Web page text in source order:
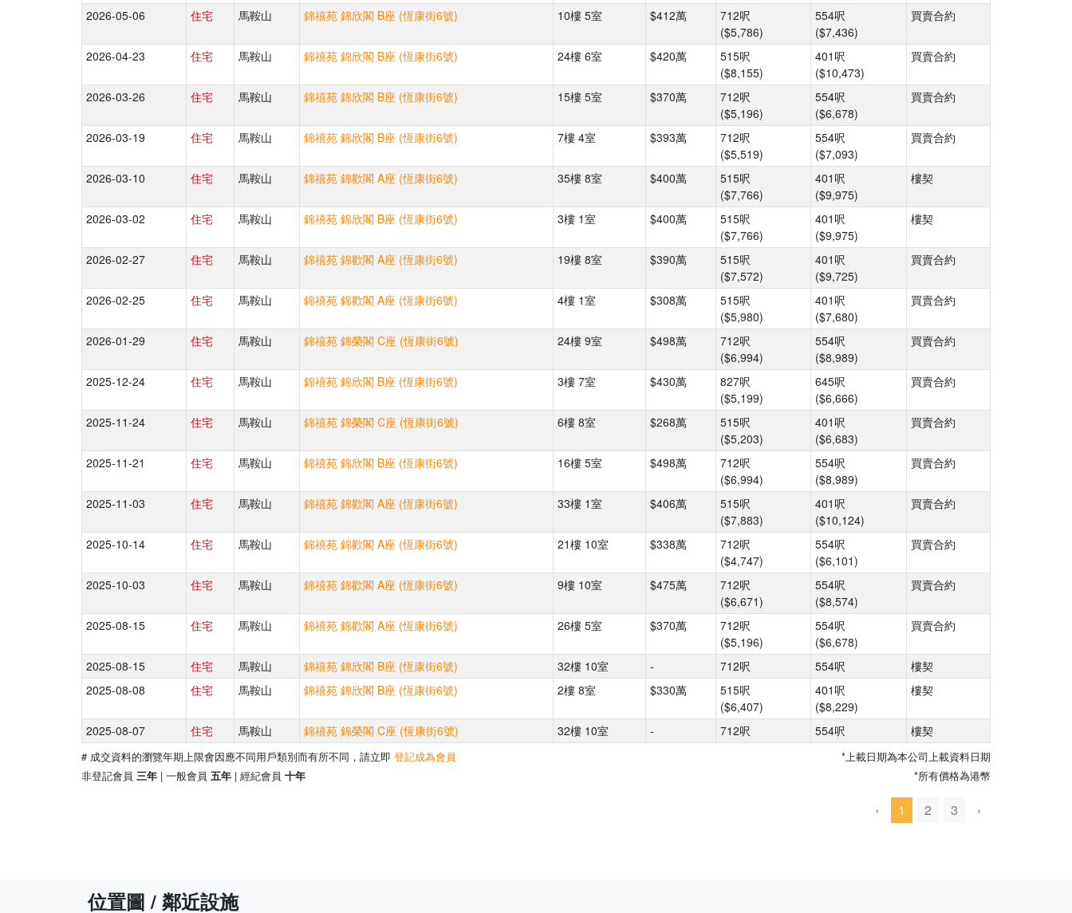
2026-05-06 住宅 馬鞍山 錦禧苑 錦欣閣 B座 (恆康街6號) 10樓 5室 $412萬
712呎
($5,786)
554呎
($7,436)
買賣合約
2026-04-23 住宅 馬鞍山 錦禧苑 錦欣閣 B座 (恆康街6號) 24樓 6室 $420萬
515呎
($8,155)
401呎
($10,473)
買賣合約
2026-03-26 住宅 馬鞍山 錦禧苑 錦欣閣 B座 (恆康街6號) 15樓 5室 $370萬
712呎
($5,196)
554呎
($6,678)
買賣合約
2026-03-19 住宅 馬鞍山 錦禧苑 錦欣閣 B座 (恆康街6號) 7樓 4室 $393萬
712呎
($5,519)
554呎
($7,093)
買賣合約
2026-03-10 住宅 馬鞍山 錦禧苑 錦歡閣 A座 (恆康街6號) 35樓 8室 $400萬
515呎
($7,766)
401呎
($9,975)
樓契
2026-03-02 住宅 馬鞍山 錦禧苑 錦欣閣 B座 (恆康街6號) 3樓 1室 $400萬
515呎
($7,766)
401呎
($9,975)
樓契
2026-02-27 住宅 馬鞍山 錦禧苑 錦歡閣 A座 (恆康街6號) 19樓 8室 $390萬
515呎
($7,572)
401呎
($9,725)
買賣合約
2026-02-25 住宅 馬鞍山 錦禧苑 錦歡閣 A座 (恆康街6號) 4樓 1室 $308萬
515呎
($5,980)
401呎
($7,680)
買賣合約
2026-01-29 住宅 馬鞍山 錦禧苑 錦榮閣 C座 (恆康街6號) 24樓 9室 $498萬
712呎
($6,994)
554呎
($8,989)
買賣合約
2025-12-24 住宅 馬鞍山 錦禧苑 錦欣閣 B座 (恆康街6號) 3樓 7室 $430萬
827呎
($5,199)
645呎
($6,666)
買賣合約
2025-11-24 住宅 馬鞍山 錦禧苑 錦榮閣 C座 (恆康街6號) 6樓 8室 $268萬
515呎
($5,203)
401呎
($6,683)
買賣合約
2025-11-21 住宅 馬鞍山 錦禧苑 錦欣閣 B座 (恆康街6號) 16樓 5室 $498萬
712呎
($6,994)
554呎
($8,989)
買賣合約
2025-11-03 住宅 馬鞍山 錦禧苑 錦歡閣 A座 (恆康街6號) 33樓 1室 $406萬
515呎
($7,883)
401呎
($10,124)
買賣合約
2025-10-14 住宅 馬鞍山 錦禧苑 錦歡閣 A座 (恆康街6號) 21樓 10室 $338萬
712呎
($4,747)
554呎
($6,101)
買賣合約
2025-10-03 住宅 馬鞍山 錦禧苑 錦歡閣 A座 (恆康街6號) 9樓 10室 $475萬
712呎
($6,671)
554呎
($8,574)
買賣合約
2025-08-15 住宅 馬鞍山 錦禧苑 錦歡閣 A座 (恆康街6號) 26樓 5室 $370萬
712呎
($5,196)
554呎
($6,678)
買賣合約
2025-08-15 住宅 馬鞍山 錦禧苑 錦欣閣 B座 (恆康街6號) 32樓 10室 - 712呎 554呎
樓契
2025-08-08
住宅 馬鞍山 錦禧苑 錦欣閣 B座 (恆康街6號) 2樓 8室 $330萬
515呎
($6,407)
401呎
($8,229)
樓契
2025-08-07 住宅 馬鞍山 錦禧苑 錦榮閣 C座 (恆康街6號) 32樓 10室 - 712呎 554呎 樓契
# 成交資料的瀏覽年期上限會因應不同用戶類別而有所不同，請立即 登記成為會員
非登記會員 三年 | 一般會員 五年 | 經紀會員 十年
*上載日期為本公司上載資料日期
*所有價格為港幣
‹ 1 2 3 ›
位置圖 / 鄰近設施